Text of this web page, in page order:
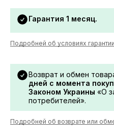
Гарантия 1 месяц.
Подробней об условиях гарантии
Возврат и обмен
дней с момента
Законом Украины «О
потребителей».
Подробней об возврате или